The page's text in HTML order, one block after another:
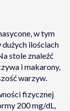
w tym
dużych ilościach
stole znaleźć
i makarony,
warzyw.
fizycznej
200 mg/dL,